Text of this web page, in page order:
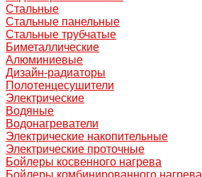
Стальные
Стальные панельные
Стальные трубчатые
Биметаллические
Алюминиевые
Дизайн-радиаторы
Полотенцесушители
Электрические
Водяные
Водонагреватели
Электрические накопительные
Электрические проточные
Бойлеры косвенного нагрева
Бойлеры комбинированного нагрева